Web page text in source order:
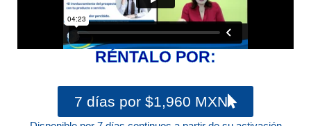
RÉNTALO POR:
7 días por $1,960 MXN